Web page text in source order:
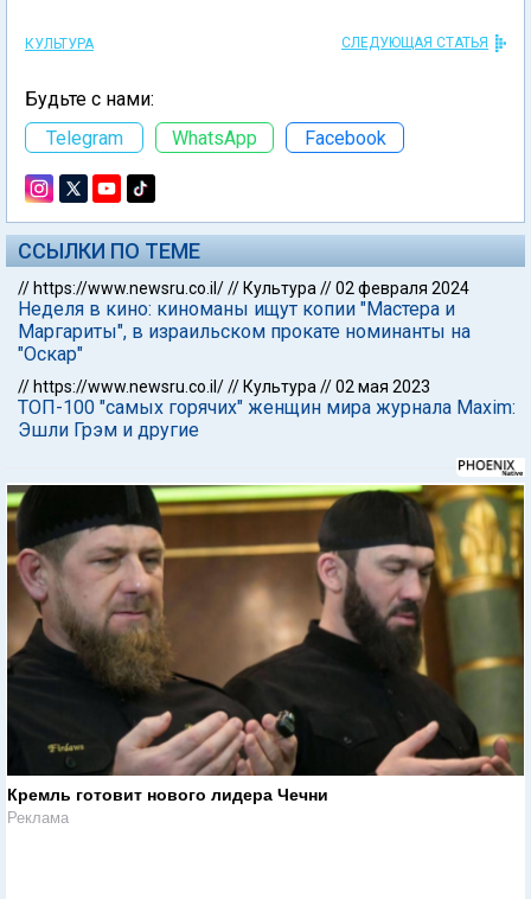
КУЛЬТУРА СЛЕДУЮЩАЯ СТАТЬЯ
Будьте с нами:
Telegram
WhatsApp Facebook
ССЫЛКИ ПО ТЕМЕ
// https://www.newsru.co.il/// Культура //02 февраля 2024
Неделя в кино: киноманы ищут копии "Мастера и
Маргариты", в израильском прокате номинанты на
"Оскар"
// https://www.newsru.co.il/// Культура //02 мая 2023
ТОП-100 "самых горячих" женщин мира журнала Maxim:
Эшли Грэм и другие
Кремль готовит нового лидера Чечни
Реклама